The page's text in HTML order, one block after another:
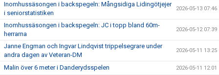
Inomhussäsongen i backspegeln: Mångsidiga Lidingötjejer
i seniorstatistiken
2026-05-13 07:46
Inomhussäsongen i backspegeln: JC i topp bland 60m-
herrarna
2026-05-12 07:39
Janne Engman och Ingvar Lindqvist trippelsegrare under
andra dagen av Veteran-DM
2026-05-11 13:25
Malin över 6 meter i Danderydsspelen 2026-05-11 12:01